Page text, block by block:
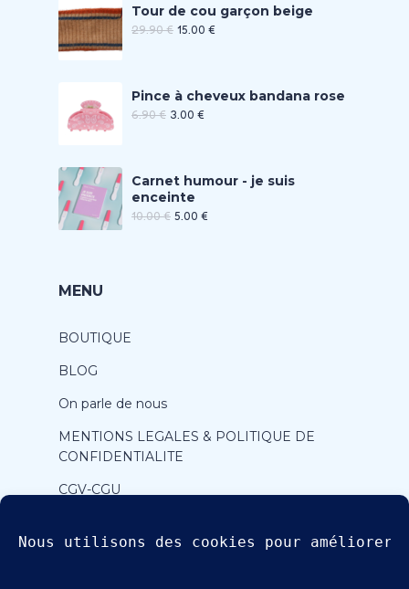
Tour de cou garçon beige
29.90€ 15.00 €
Pince à cheveux bandana rose
6.90€ 3.00 €
Carnet humour - je suis
enceinte
10.00€ 5.00 €
MENU
BOUTIQUE
BLOG
On parle de nous
MENTIONS LEGALES & POLITIQUE DE
CONFIDENTIALITE
CGV-CGU